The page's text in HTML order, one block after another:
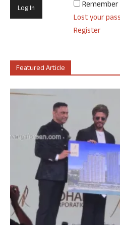
Remember
Lost your
Register
Featured Article